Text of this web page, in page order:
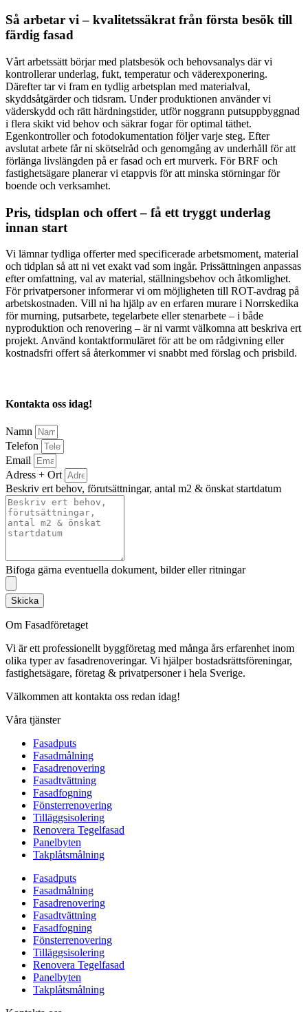
Så arbetar vi – kvalitetssäkrat från första besök till
färdig fasad
Vårt arbetssätt börjar med platsbesök och behovsanalys där vi
kontrollerar underlag, fukt, temperatur och väderexponering.
Därefter tar vi fram en tydlig arbetsplan med materialval,
skyddsåtgärder och tidsram. Under produktionen använder vi
väderskydd och rätt härdningstider, utför noggrann putsuppbyggnad
i flera skikt vid behov och säkrar fogar för optimal täthet.
Egenkontroller och fotodokumentation följer varje steg. Efter
avslutat arbete får ni skötselråd och genomgång av underhåll för att
förlänga livslängden på er fasad och ert murverk. För BRF och
fastighetsägare planerar vi etappvis för att minska störningar för
boende och verksamhet.
Pris, tidsplan och offert – få ett tryggt underlag
innan start
Vi lämnar tydliga offerter med specificerade arbetsmoment, material
och tidplan så att ni vet exakt vad som ingår. Prissättningen anpassas
efter omfattning, val av material, ställningsbehov och åtkomlighet.
För privatpersoner informerar vi om möjligheten till ROT-avdrag på
arbetskostnaden. Vill ni ha hjälp av en erfaren murare i Norrskedika
för murning, putsarbete, tegelarbete eller stenarbete – i både
nyproduktion och renovering – är ni varmt välkomna att beskriva ert
projekt. Använd kontaktformuläret för att be om rådgivning eller
kostnadsfri offert så återkommer vi snabbt med förslag och prisbild.
Kontakta oss idag!
Namn
Telefon
Email
Adress + Ort
Beskriv ert behov, förutsättningar, antal m2 & önskat startdatum
Bifoga gärna eventuella dokument, bilder eller ritningar
Skicka
Om Fasadföretaget
Vi är ett professionellt byggföretag med många års erfarenhet inom
olika typer av fasadrenoveringar. Vi hjälper bostadsrättsföreningar,
fastighetsägare, företag & privatpersoner i hela Sverige.
Välkommen att kontakta oss redan idag!
Våra tjänster
Fasadputs
Fasadmålning
Fasadrenovering
Fasadtvättning
Fasadfogning
Fönsterrenovering
Tilläggsisolering
Renovera Tegelfasad
Panelbyten
Takplåtsmålning
Fasadputs
Fasadmålning
Fasadrenovering
Fasadtvättning
Fasadfogning
Fönsterrenovering
Tilläggsisolering
Renovera Tegelfasad
Panelbyten
Takplåtsmålning